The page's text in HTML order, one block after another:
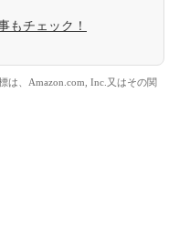
もチェック！
は、Amazon.com, Inc.又はその関